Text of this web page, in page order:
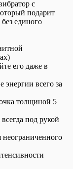
с
подарит
единого
его даже в
энергии всего за
толщиной 5
под рукой